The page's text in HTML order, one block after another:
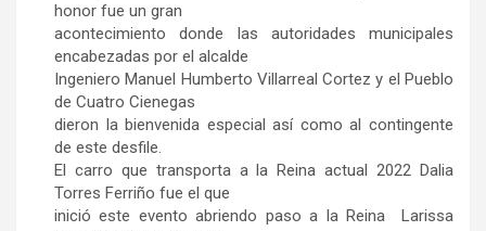
honor fue un gran
acontecimiento donde las autoridades municipales
encabezadas por el alcalde
Ingeniero Manuel Humberto Villarreal Cortez y el Pueblo
de Cuatro Cienegas
dieron la bienvenida especial así como al contingente
de este desfile.
El carro que transporta a la Reina actual 2022 Dalia
Torres Ferriño fue el que
inició este evento abriendo paso a la Reina Larissa